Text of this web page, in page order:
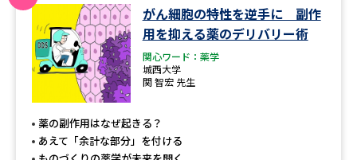
過去問題集
大学・短大以外の資料から請求
専門学校の資料請求 大学院の資料請求
留学・進学関連、塾・予備校
がん細胞の特性を逆手に 副作
用を抑える薬のデリバリー術
関心ワード：薬学
城西大学
関 智宏 先生
薬の副作用はなぜ起きる？
あえて「余計な部分」を付ける